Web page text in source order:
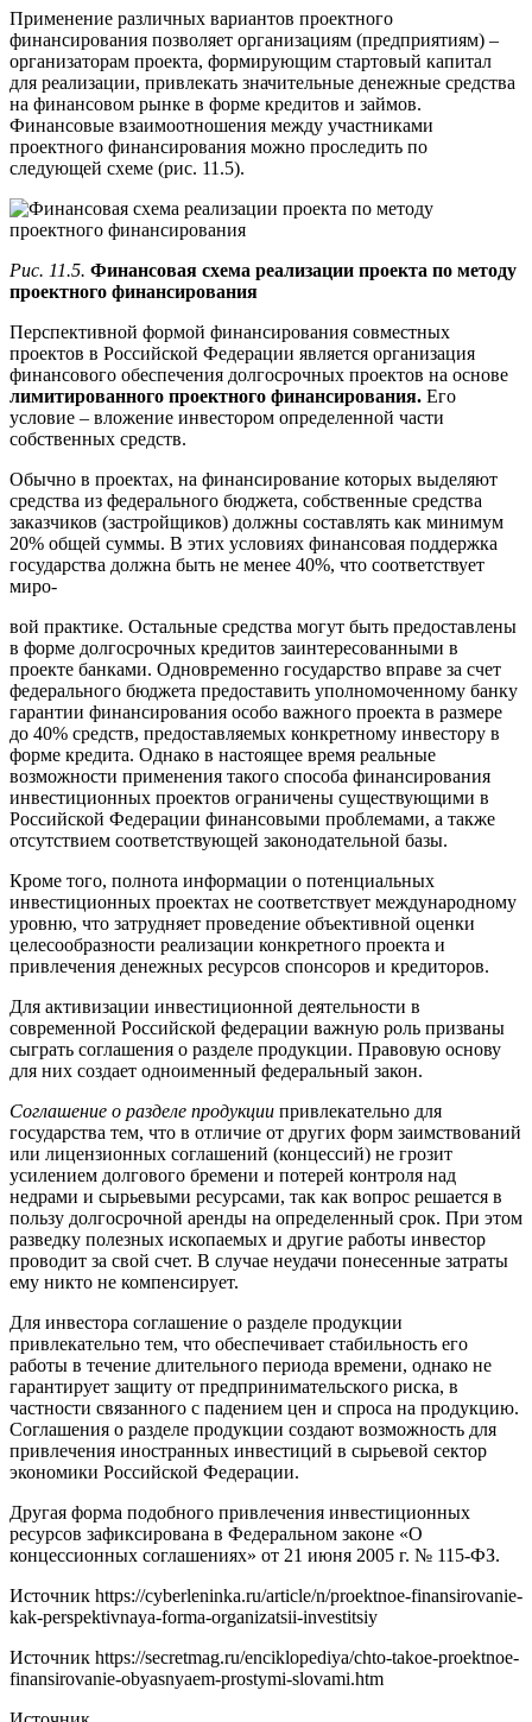
Применение различных вариантов проектного
финансирования позволяет организациям (предприятиям) –
организаторам проекта, формирующим стартовый капитал
для реализации, привлекать значительные денежные средства
на финансовом рынке в форме кредитов и займов.
Финансовые взаимоотношения между участниками
проектного финансирования можно проследить по
следующей схеме (рис. 11.5).
Рис. 11.5. Финансовая схема реализации проекта по методу
проектного финансирования
Перспективной формой финансирования совместных
проектов в Российской Федерации является организация
финансового обеспечения долгосрочных проектов на основе
лимитированного проектного финансирования. Его
условие – вложение инвестором определенной части
собственных средств.
Обычно в проектах, на финансирование которых выделяют
средства из федерального бюджета, собственные средства
заказчиков (застройщиков) должны составлять как минимум
20% общей суммы. В этих условиях финансовая поддержка
государства должна быть не менее 40%, что соответствует
миро-
вой практике. Остальные средства могут быть предоставлены
в форме долгосрочных кредитов заинтересованными в
проекте банками. Одновременно государство вправе за счет
федерального бюджета предоставить уполномоченному банку
гарантии финансирования особо важного проекта в размере
до 40% средств, предоставляемых конкретному инвестору в
форме кредита. Однако в настоящее время реальные
возможности применения такого способа финансирования
инвестиционных проектов ограничены существующими в
Российской Федерации финансовыми проблемами, а также
отсутствием соответствующей законодательной базы.
Кроме того, полнота информации о потенциальных
инвестиционных проектах не соответствует международному
уровню, что затрудняет проведение объективной оценки
целесообразности реализации конкретного проекта и
привлечения денежных ресурсов спонсоров и кредиторов.
Для активизации инвестиционной деятельности в
современной Российской федерации важную роль призваны
сыграть соглашения о разделе продукции. Правовую основу
для них создает одноименный федеральный закон.
Соглашение о разделе продукции привлекательно для
государства тем, что в отличие от других форм заимствований
или лицензионных соглашений (концессий) не грозит
усилением долгового бремени и потерей контроля над
недрами и сырьевыми ресурсами, так как вопрос решается в
пользу долгосрочной аренды на определенный срок. При этом
разведку полезных ископаемых и другие работы инвестор
проводит за свой счет. В случае неудачи понесенные затраты
ему никто не компенсирует.
Для инвестора соглашение о разделе продукции
привлекательно тем, что обеспечивает стабильность его
работы в течение длительного периода времени, однако не
гарантирует защиту от предпринимательского риска, в
частности связанного с падением цен и спроса на продукцию.
Соглашения о разделе продукции создают возможность для
привлечения иностранных инвестиций в сырьевой сектор
экономики Российской Федерации.
Другая форма подобного привлечения инвестиционных
ресурсов зафиксирована в Федеральном законе «О
концессионных соглашениях» от 21 июня 2005 г. № 115-ФЗ.
Источник https://cyberleninka.ru/article/n/proektnoe-finansirovanie-
kak-perspektivnaya-forma-organizatsii-investitsiy
Источник https://secretmag.ru/enciklopediya/chto-takoe-proektnoe-
finansirovanie-obyasnyaem-prostymi-slovami.htm